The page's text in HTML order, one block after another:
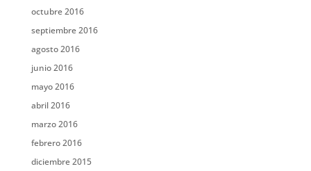
octubre 2016
septiembre 2016
agosto 2016
junio 2016
mayo 2016
abril 2016
marzo 2016
febrero 2016
diciembre 2015